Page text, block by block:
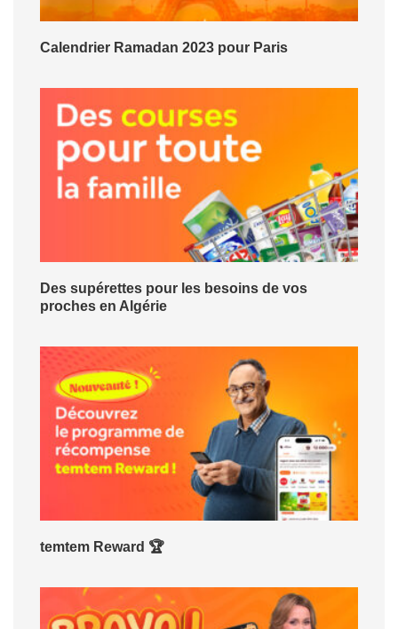
Calendrier Ramadan 2023 pour Paris
Des supérettes pour les besoins de vos
proches en Algérie
temtem Reward 🏆